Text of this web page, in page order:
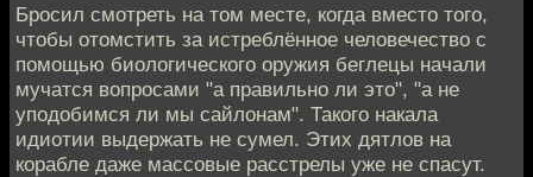
Бросил смотреть на том месте, когда вместо того,
чтобы отомстить за истреблённое человечество с
помощью биологического оружия беглецы начали
мучатся вопросами "а правильно ли это", "а не
уподобимся ли мы сайлонам". Такого накала
идиотии выдержать не сумел. Этих дятлов на
корабле даже массовые расстрелы уже не спасут.